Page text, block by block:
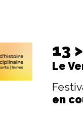
13
Le
en